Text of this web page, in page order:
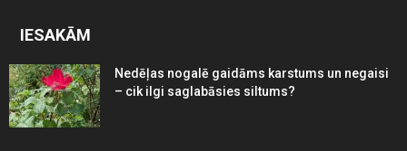
IESAKĀM
Nedēļas nogalē gaidāms karstums un negaisi
– cik ilgi saglabāsies siltums?